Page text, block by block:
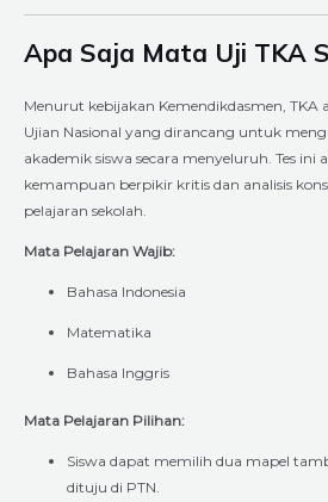
Apa Saja Mata Uji TKA
Menurut kebijakan Kemendikdasmen, TKA
Ujian Nasional yang dirancang untuk
akademik siswa secara menyeluruh. Tes ini
kemampuan berpikir kritis dan analisis
pelajaran sekolah.
Mata Pelajaran Wajib:
Bahasa Indonesia
Matematika
Bahasa Inggris
Mata Pelajaran Pilihan:
Siswa dapat memilih dua mapel
dituju di PTN.